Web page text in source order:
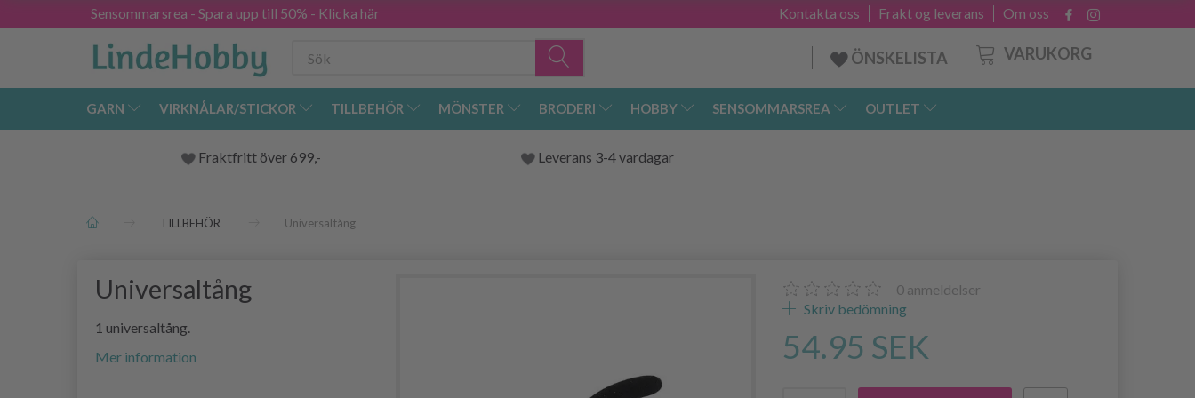
Sensommarsrea - Spara upp till 50% - Klicka här Om oss
Frakt og leverans
Kontakta oss
VARUKORG
ÖNSKELISTA
GARN VIRKNÅLAR/STICKOR TILLBEHÖR MÖNSTER BRODERI HOBBY SENSOMMARSREA OUTLET
Fraktfritt över 699,- Leverans 3-4 vardagar
TILLBEHÖR Universaltång
Universaltång
1 universaltång.
Mer information
0 anmeldelser
Skriv bedömning
54.95 SEK